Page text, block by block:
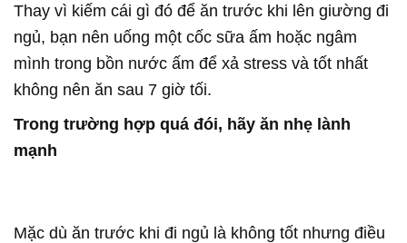
Thay vì kiếm cái gì đó để ăn trước khi lên giường đi
ngủ, bạn nên uống một cốc sữa ấm hoặc ngâm
mình trong bồn nước ấm để xả stress và tốt nhất
không nên ăn sau 7 giờ tối.
Trong trường hợp quá đói, hãy ăn nhẹ lành
mạnh
Mặc dù ăn trước khi đi ngủ là không tốt nhưng điều